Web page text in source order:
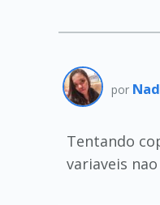
por
Tentando
variaveis